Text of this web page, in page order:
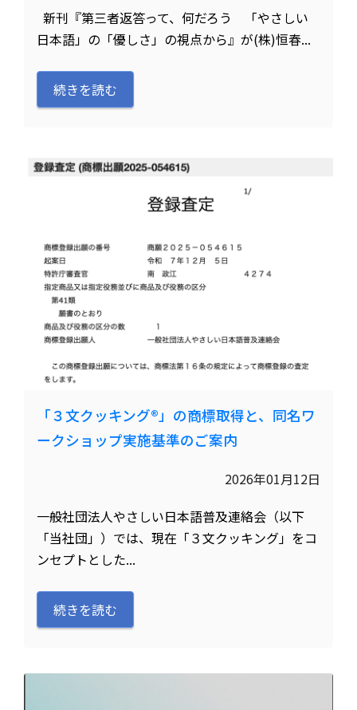
新刊『第三者返答って、何だろう 「やさしい
日本語」の「優しさ」の視点から』が(株)恒春...
続きを読む
「３文クッキング®️」の商標取得と、同名ワ
ークショップ実施基準のご案内
2026年01月12日
一般社団法人やさしい日本語普及連絡会（以下
「当社団」）では、現在「３文クッキング」をコ
ンセプトとした...
続きを読む